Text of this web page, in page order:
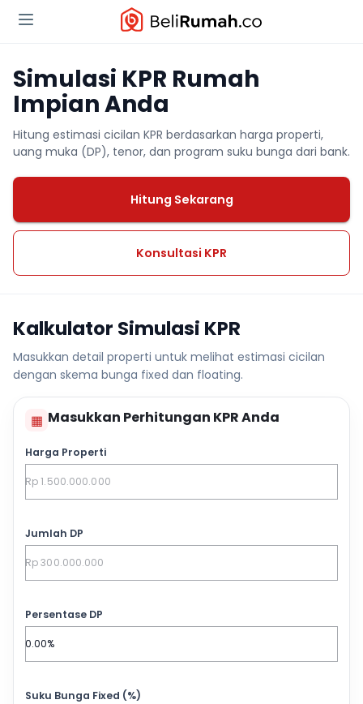
Simulasi KPR Rumah
Impian Anda
Hitung estimasi cicilan KPR berdasarkan harga properti,
uang muka (DP), tenor, dan program suku bunga dari bank.
Hitung Sekarang
Konsultasi KPR
Kalkulator Simulasi KPR
Masukkan detail properti untuk melihat estimasi cicilan
dengan skema bunga fixed dan floating.
▦ Masukkan Perhitungan KPR Anda
Harga Properti
Jumlah DP
Persentase DP
Suku Bunga Fixed (%)